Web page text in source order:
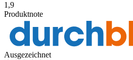
1,9
Produktnote
Ausgezeichnet